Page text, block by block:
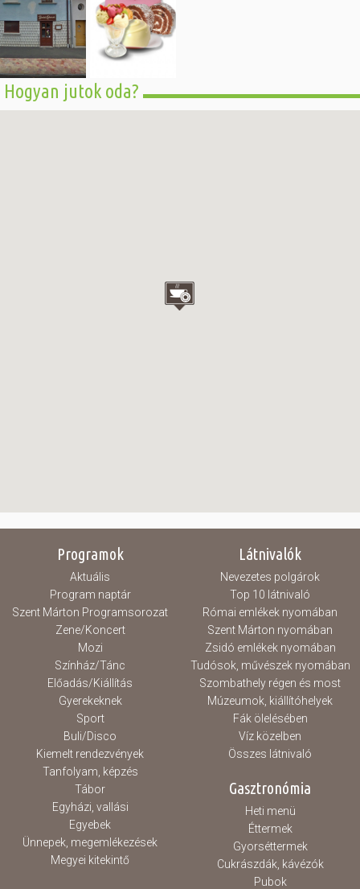
Hogyan jutok oda?
Programok
Aktuális
Program naptár
Szent Márton Programsorozat
Zene/Koncert
Mozi
Színház/Tánc
Előadás/Kiállítás
Gyerekeknek
Sport
Buli/Disco
Kiemelt rendezvények
Tanfolyam, képzés
Tábor
Egyházi, vallási
Egyebek
Ünnepek, megemlékezések
Megyei kitekintő
Látnivalók
Nevezetes polgárok
Top 10 látnivaló
Római emlékek nyomában
Szent Márton nyomában
Zsidó emlékek nyomában
Tudósok, művészek nyomában
Szombathely régen és most
Múzeumok, kiállítóhelyek
Fák ölelésében
Víz közelben
Összes látnivaló
Gasztronómia
Heti menü
Éttermek
Gyorséttermek
Cukrászdák, kávézók
Pubok